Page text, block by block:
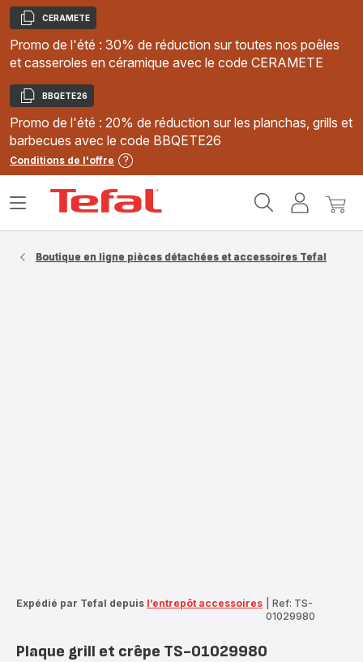
Copier
CERAMETE
Promo de l'été : 30% de réduction sur toutes nos poêles
et casseroles en céramique avec le code CERAMETE
Copier
BBQETE26
Promo de l'été : 20% de réduction sur les planchas, grills et
barbecues avec le code BBQETE26
Conditions de l'offre
MonMon
Ouvrir
Boutique en ligne pièces détachées et accessoires Tefal
Expédié par Tefal depuis l’entrepôt accessoires
Ref: TS-
01029980
Plaque grill et crêpe TS-01029980